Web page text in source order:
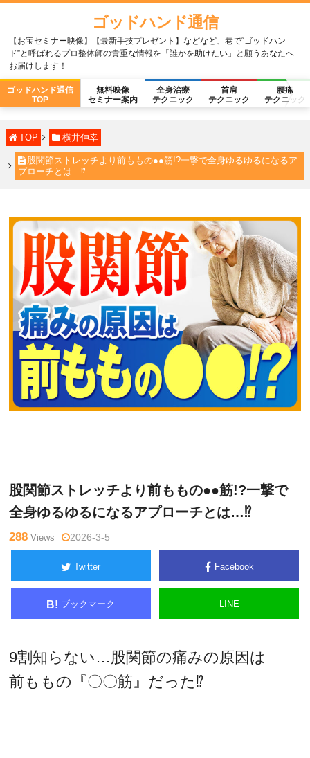
ゴッドハンド通信
【お宝セミナー映像】【最新手技プレゼント】などなど、巷で“ゴッドハン
ド”と呼ばれるプロ整体師の貴重な情報を「誰かを助けたい」と願うあなたへ
お届けします！
ゴッドハンド通信
TOP
無料映像
セミナー案内
全身治療
テクニック
首肩
テクニック
腰痛
テクニック
TOP 横井伸幸
股関節ストレッチより前ももの●●筋!?一撃で全身ゆるゆるになるア
プローチとは…⁉
股関節ストレッチより前ももの●●筋!?一撃で
全身ゆるゆるになるアプローチとは…⁉
288 Views 2026-3-5
Twitter Facebook
B! ブックマーク LINE
9割知らない…股関節の痛みの原因は
前ももの『〇〇筋』だった⁉